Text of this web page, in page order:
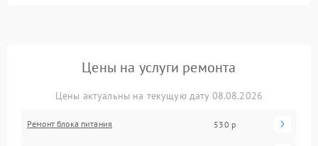
Цены на услуги ремонта
Цены актуальны на текущую дату 08.08.2026
Ремонт блока питания 530 р